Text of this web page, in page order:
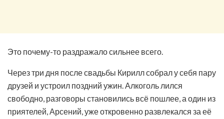
Это почему-то раздражало сильнее всего.
Через три дня после свадьбы Кирилл собрал у себя пару
друзей и устроил поздний ужин. Алкоголь лился
свободно, разговоры становились всё пошлее, а один из
приятелей, Арсений, уже откровенно развлекался за её